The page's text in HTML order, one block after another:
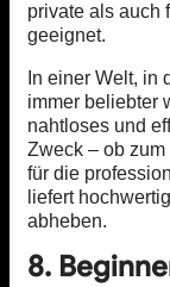
private als auch
geeignet.
In einer Welt, in
immer beliebter
nahtloses und
Zweck – ob
für die
liefert
abheben.
8.